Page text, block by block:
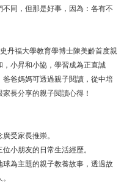
同，但那是好事，因為：各有不
丹福大學教育學博士陳美齡首度親
小昇和小協，學習成為正直誠
爸媽媽可透過親子閱讀，從中培
長分享的親子閱讀心得！
受家長推崇。
小朋友的日常生活經歷。
球為主題的親子教養故事，透過故